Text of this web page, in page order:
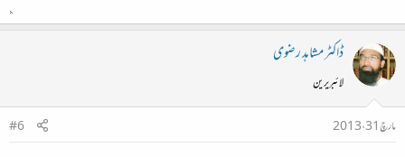
ڈاکٹر مشاہد رضوی
لائبریرین
مارچ 31، 2013
#6